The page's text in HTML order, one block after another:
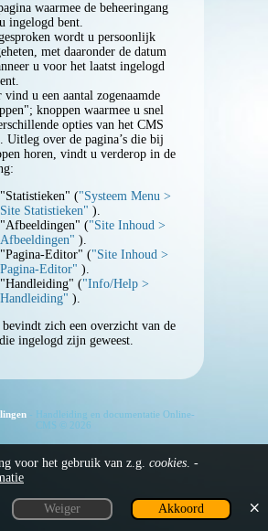
voor het gebruik van z.g. cookies. -
Weiger Akkoord
waarmee de beheeringang
ingelogd bent.
wordt u persoonlijk
met daaronder de datum
u voor het laatst ingelogd
vind u een aantal zogenaamde
knoppen waarmee u snel
opties van het CMS
Uitleg over de pagina’s die bij
horen, vindt u verderop in de
"Statistieken" ("Systeem Menu >
Site Statistieken" ).
"Afbeeldingen" ("Site Inhoud >
Afbeeldingen" ).
"Pagina-Editor" ("Site Inhoud >
Pagina-Editor" ).
"Handleiding" ("Info/Help >
Handleiding" ).
bevindt zich een overzicht van de
ingelogd zijn geweest.
editor
omgeving
Menu
Inhoud
- Handleiding en documentatie Online-
CMS © 2026